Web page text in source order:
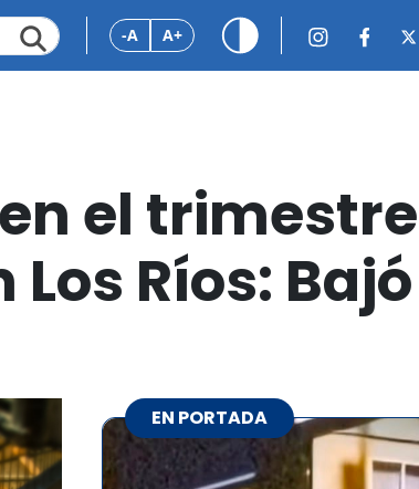
-A A+
el trimestre
Ríos: Bajó
EN PORTADA